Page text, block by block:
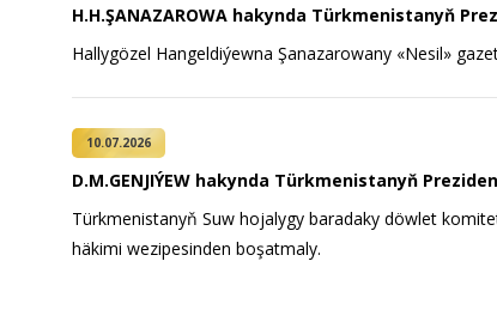
H.H.ŞANAZAROWA hakynda Türkmenistanyň
Hallygözel Hangeldiýewna Şanazarowany «Nesil»
10.07.2026
D.M.GENJIÝEW hakynda Türkmenistanyň
Türkmenistanyň Suw hojalygy baradaky döwlet
häkimi wezipesinden boşatmaly.